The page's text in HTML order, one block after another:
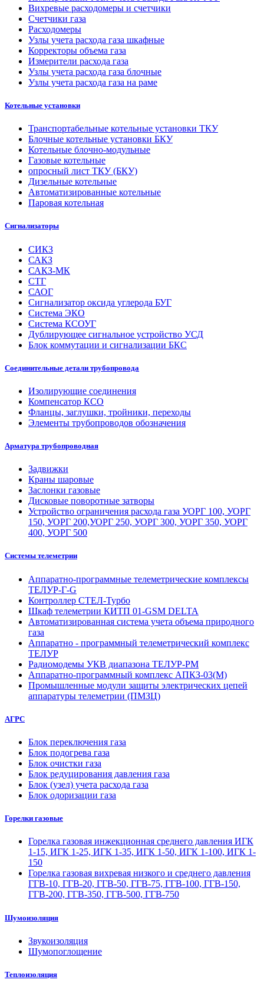
Вихревые расходомеры и счетчики
Счетчики газа
Расходомеры
Узлы учета расхода газа шкафные
Корректоры объема газа
Измерители расхода газа
Узлы учета расхода газа блочные
Узлы учета расхода газа на раме
Котельные установки
Транспортабельные котельные установки ТКУ
Блочные котельные установки БКУ
Котельные блочно-модульные
Газовые котельные
опросный лист ТКУ (БКУ)
Дизельные котельные
Автоматизированные котельные
Паровая котельная
Сигнализаторы
СИКЗ
САКЗ
САКЗ-МК
СТГ
САОГ
Сигнализатор оксида углерода БУГ
Система ЭКО
Система КСОУГ
Дублирующее сигнальное устройство УСД
Блок коммутации и сигнализации БКС
Соединительные детали трубопровода
Изолирующие соединения
Компенсатор КСО
Фланцы, заглушки, тройники, переходы
Элементы трубопроводов обозначения
Арматура трубопроводная
Задвижки
Краны шаровые
Заслонки газовые
Дисковые поворотные затворы
Устройство ограничения расхода газа УОРГ 100, УОРГ
150, УОРГ 200,УОРГ 250, УОРГ 300, УОРГ 350, УОРГ
400, УОРГ 500
Системы телеметрии
Аппаратно-программные телеметрические комплексы
ТЕЛУР-Г-G
Контроллер СТЕЛ-Турбо
Шкаф телеметрии КИТП 01-GSM DELTA
Автоматизированная система учета объема природного
газа
Аппаратно - программный телеметрический комплекс
ТЕЛУР
Радиомодемы УКВ диапазона ТЕЛУР-РМ
Аппаратно-программный комплекс АПКЗ-03(М)
Промышленные модули защиты электрических цепей
аппаратуры телеметрии (ПМЗЦ)
АГРС
Блок переключения газа
Блок подогрева газа
Блок очистки газа
Блок редуцирования давления газа
Блок (узел) учета расхода газа
Блок одоризации газа
Горелки газовые
Горелка газовая инжекционная среднего давления ИГК
1-15, ИГК 1-25, ИГК 1-35, ИГК 1-50, ИГК 1-100, ИГК 1-
150
Горелка газовая вихревая низкого и среднего давления
ГГВ-10, ГГВ-20, ГГВ-50, ГГВ-75, ГГВ-100, ГГВ-150,
ГГВ-200, ГГВ-350, ГГВ-500, ГГВ-750
Шумоизоляция
Звукоизоляция
Шумопоглощение
Теплоизоляция